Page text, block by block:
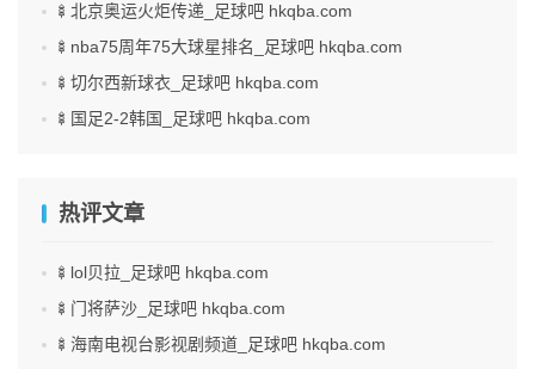
🍢北京奥运火炬传递_足球吧 hkqba.com
🍢nba75周年75大球星排名_足球吧 hkqba.com
🍢切尔西新球衣_足球吧 hkqba.com
🍢国足2-2韩国_足球吧 hkqba.com
热评文章
🍢lol贝拉_足球吧 hkqba.com
🍢门将萨沙_足球吧 hkqba.com
🍢海南电视台影视剧频道_足球吧 hkqba.com